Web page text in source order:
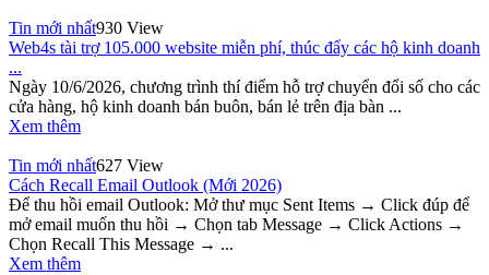
Tin mới nhất930 View
Web4s tài trợ 105.000 website miễn phí, thúc đẩy các hộ kinh doanh
...
Ngày 10/6/2026, chương trình thí điểm hỗ trợ chuyển đổi số cho các
cửa hàng, hộ kinh doanh bán buôn, bán lẻ trên địa bàn ...
Xem thêm
Tin mới nhất627 View
Cách Recall Email Outlook (Mới 2026)
Để thu hồi email Outlook: Mở thư mục Sent Items → Click đúp để
mở email muốn thu hồi → Chọn tab Message → Click Actions →
Chọn Recall This Message → ...
Xem thêm